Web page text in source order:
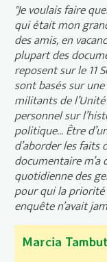
"Je voulais faire
qui était mon
des amis, en
plupart des
reposent sur le 11
sont basés sur
militants de
personnel sur
politique... Être
d’aborder les faits
documentaire
quotidienne des
pour qui la priorité
enquête n’avait
Marcia